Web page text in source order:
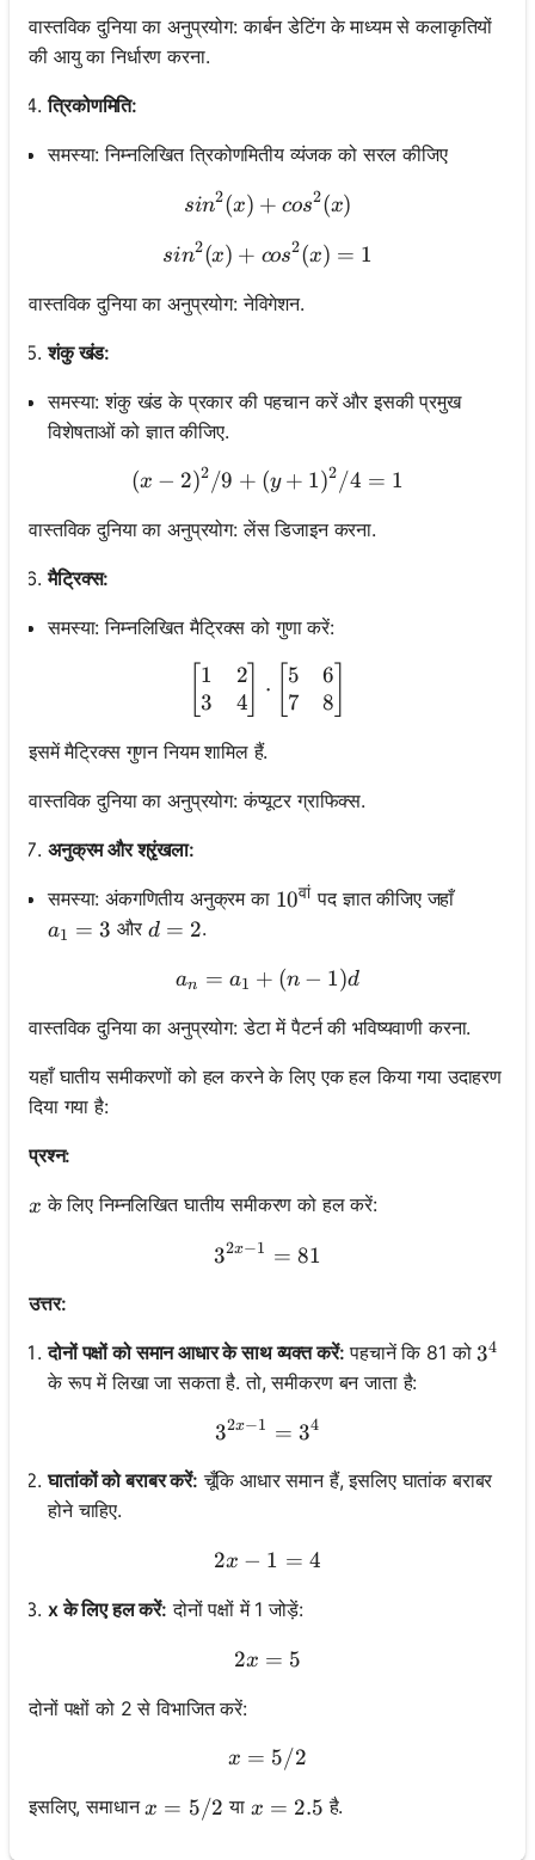
वास्तविक दुनिया का अनुप्रयोग: कार्बन डेटिंग के माध्यम से कलाकृतियों
की आयु का निर्धारण करना.
त्रिकोणमिति:
समस्या: निम्नलिखित त्रिकोणमितीय व्यंजक को सरल कीजिए
sin^2(x) + cos^2(x)
sin2(x) + cos2(x)
sin^2(x) + cos^2(x) = 1
sin2(x) + cos2(x) = 1
वास्तविक दुनिया का अनुप्रयोग: नेविगेशन.
शंकु खंड:
समस्या: शंकु खंड के प्रकार की पहचान करें और इसकी प्रमुख
विशेषताओं को ज्ञात कीजिए.
(x-2)^2 / 9 + (y+1)^2 / 4
(x − 2)2 /9 + (y + 1)2/4 = 1
वास्तविक दुनिया का अनुप्रयोग: लेंस डिजाइन करना.
मैट्रिक्स:
समस्या: निम्नलिखित मैट्रिक्स को गुणा करें:
\begin{bmatrix} 1 & 2
1
3
2
4
⋅
5
7
6
8
इसमें मैट्रिक्स गुणन नियम शामिल हैं.
वास्तविक दुनिया का अनुप्रयोग: कंप्यूटर ग्राफिक्स.
अनुक्रम और श्रृंखला:
समस्या: अंकगणितीय अनुक्रम का 10^{वां}
10वां पद ज्ञात कीजिए जहाँ
a_1 = 3
a1 = 3 और d = 2
d = 2.
a_n = a_1 + (n-1)d
an = a1 + (n − 1)d
वास्तविक दुनिया का अनुप्रयोग: डेटा में पैटर्न की भविष्यवाणी करना.
यहाँ घातीय समीकरणों को हल करने के लिए एक हल किया गया उदाहरण
दिया गया है:
प्रश्न:
x
x के लिए निम्नलिखित घातीय समीकरण को हल करें:
3^{2x - 1} = 81
32x−1 = 81
उत्तर:
दोनों पक्षों को समान आधार के साथ व्यक्त करें: पहचानें कि 81 को3^4
34
के रूप में लिखा जा सकता है. तो, समीकरण बन जाता है:
3^{2x - 1} = 3^4
32x−1 = 34
घातांकों को बराबर करें: चूँकि आधार समान हैं, इसलिए घातांक बराबर
होने चाहिए.
2x - 1 = 4
2x − 1 = 4
x के लिए हल करें: दोनों पक्षों में 1 जोड़ें:
2x = 5
2x = 5
दोनों पक्षों को 2 से विभाजित करें:
x = 5/2
x = 5/2
इसलिए, समाधानx = 5/2
x = 5/2 या x = 2.5
x = 2.5 है.